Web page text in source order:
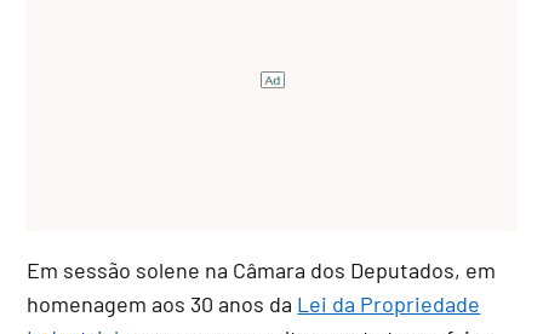
Em sessão solene na Câmara dos Deputados, em
homenagem aos 30 anos da Lei da Propriedade